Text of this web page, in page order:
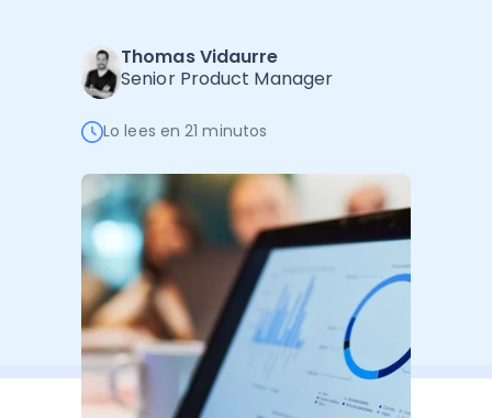
Administración Empresarial
Ver todo
Software Factura y Administración
Autores
Thomas Vidaurre
Senior Product Manager
Lo lees en 21 minutos